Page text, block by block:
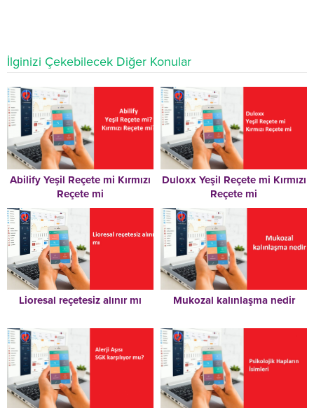
İlginizi Çekebilecek Diğer Konular
Abilify Yeşil Reçete mi Kırmızı
Reçete mi
Duloxx Yeşil Reçete mi Kırmızı
Reçete mi
Lioresal reçetesiz alınır mı Mukozal kalınlaşma nedir